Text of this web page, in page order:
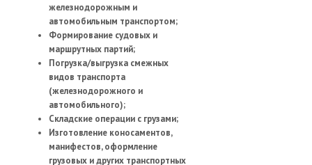
железнодорожным и
автомобильным транспортом;
Формирование судовых и
маршрутных партий;
Погрузка/выгрузка смежных
видов транспорта
(железнодорожного и
автомобильного);
Складские операции с грузами;
Изготовление коносаментов,
манифестов, оформление
грузовых и других транспортных